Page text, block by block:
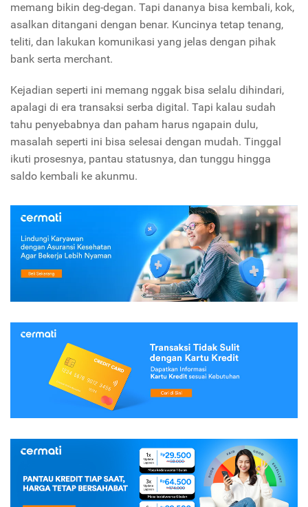
memang bikin deg-degan. Tapi dananya bisa kembali, kok,
asalkan ditangani dengan benar. Kuncinya tetap tenang,
teliti, dan lakukan komunikasi yang jelas dengan pihak
bank serta merchant.
Kejadian seperti ini memang nggak bisa selalu dihindari,
apalagi di era transaksi serba digital. Tapi kalau sudah
tahu penyebabnya dan paham harus ngapain dulu,
masalah seperti ini bisa selesai dengan mudah. Tinggal
ikuti prosesnya, pantau statusnya, dan tunggu hingga
saldo kembali ke akunmu.